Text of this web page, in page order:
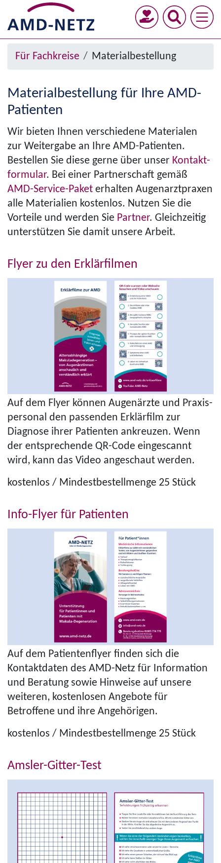
zum
Inhalt
anzeigen/ausblenden
Pfad­
ga­
tion
Für Fachkreise Material­bestellung
Material­bestellung für Ihre AMD-
Patienten
Wir bieten Ihnen verschiedene Materialen
zur Weitergabe an Ihre AMD-Patienten.
Bestellen Sie diese gerne über unser Kon­takt­
for­mu­lar. Bei einer Partnerschaft gemäß
AMD-Service-Paket erhalten Auge­n­a­rzt­pra­xen
alle Materialien kostenlos. Nutzen Sie die
Vorteile und werden Sie Partner. Gleichzeitig
unterstützen Sie damit unsere Arbeit.
Flyer zu den Erklärfilmen
Auf dem Flyer können Augenärzte und Pra­xis­
per­so­nal den passenden Erklärfilm zur
Diagnose ihrer Patienten ankreuzen. Wenn
der entsprechende QR-Code eingescannt
wird, kann das Video angeschaut werden.
kostenlos / Min­dest­be­stell­menge 25 Stück
Info-Flyer für Patienten
Auf dem Pati­en­ten­flyer finden sich die
Kontaktdaten des AMD-Netz für Information
und Beratung sowie Hinweise auf unsere
weiteren, kostenlosen Angebote für
Betroffene und ihre Angehörigen.
kostenlos / Min­dest­be­stell­menge 25 Stück
Amsler-Gitter-Test